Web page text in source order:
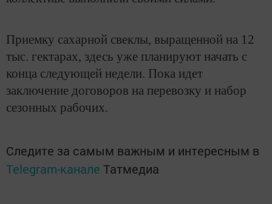
Приемку сахарной свеклы, выращенной на 12
тыс. гектарах, здесь уже планируют начать с
конца следующей недели. Пока идет
заключение договоров на перевозку и набор
сезонных рабочих.
Следите за самым важным и интересным в
Telegram-канале Татмедиа